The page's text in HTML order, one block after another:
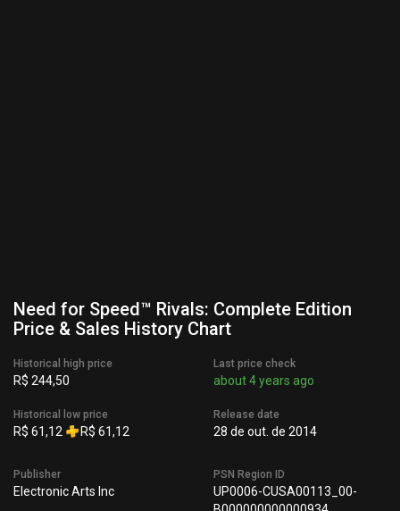
Need for Speed™ Rivals: Complete Edition
Price & Sales History Chart
Historical high price
R$ 244,50
Historical low price
R$ 61,12 R$ 61,12
Last price check
about 4 years ago
Release date
28 de out. de 2014
Publisher
Electronic Arts Inc
PSN Region ID
UP0006-CUSA00113_00-